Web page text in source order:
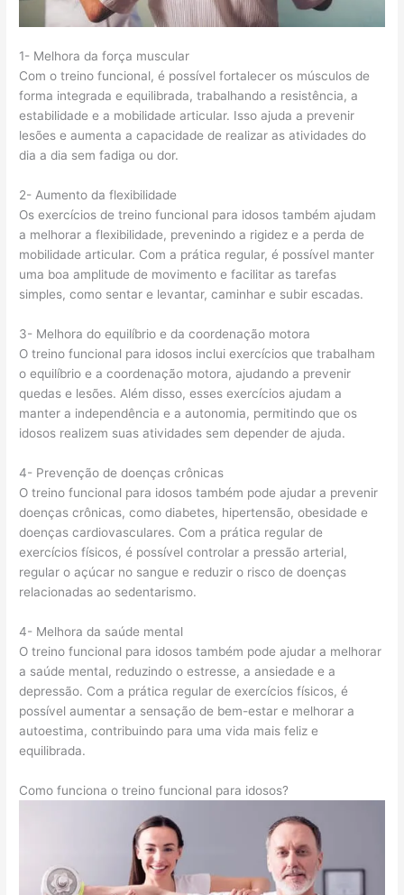
1- Melhora da força muscular
Com o treino funcional, é possível fortalecer os músculos de
forma integrada e equilibrada, trabalhando a resistência, a
estabilidade e a mobilidade articular. Isso ajuda a prevenir
lesões e aumenta a capacidade de realizar as atividades do
dia a dia sem fadiga ou dor.
2- Aumento da flexibilidade
Os exercícios de treino funcional para idosos também ajudam
a melhorar a flexibilidade, prevenindo a rigidez e a perda de
mobilidade articular. Com a prática regular, é possível manter
uma boa amplitude de movimento e facilitar as tarefas
simples, como sentar e levantar, caminhar e subir escadas.
3- Melhora do equilíbrio e da coordenação motora
O treino funcional para idosos inclui exercícios que trabalham
o equilíbrio e a coordenação motora, ajudando a prevenir
quedas e lesões. Além disso, esses exercícios ajudam a
manter a independência e a autonomia, permitindo que os
idosos realizem suas atividades sem depender de ajuda.
4- Prevenção de doenças crônicas
O treino funcional para idosos também pode ajudar a prevenir
doenças crônicas, como diabetes, hipertensão, obesidade e
doenças cardiovasculares. Com a prática regular de
exercícios físicos, é possível controlar a pressão arterial,
regular o açúcar no sangue e reduzir o risco de doenças
relacionadas ao sedentarismo.
4- Melhora da saúde mental
O treino funcional para idosos também pode ajudar a melhorar
a saúde mental, reduzindo o estresse, a ansiedade e a
depressão. Com a prática regular de exercícios físicos, é
possível aumentar a sensação de bem-estar e melhorar a
autoestima, contribuindo para uma vida mais feliz e
equilibrada.
Como funciona o treino funcional para idosos?